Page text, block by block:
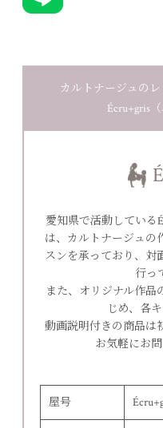
カルトナージュの
Écru+gris
愛知県で活動している
は、カルトナージュの
スンを承っており、対
行っ
また、オリジナル作品
じめ、各
動画説明付きの商品は
お気軽にお
屋号